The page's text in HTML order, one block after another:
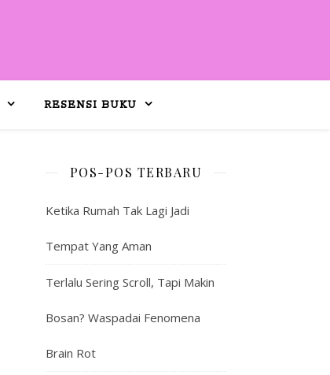
RESENSI BUKU
POS-POS TERBARU
Ketika Rumah Tak Lagi Jadi
Tempat Yang Aman
Terlalu Sering Scroll, Tapi Makin
Bosan? Waspadai Fenomena
Brain Rot